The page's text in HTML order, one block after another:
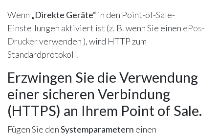
Wenn „Direkte Geräte“ in den Point-of-Sale-
Einstellungen aktiviert ist (z. B. wenn Sie einen ePos-
Druckerverwenden ), wird HTTP zum
Standardprotokoll.
Erzwingen Sie die Verwendung
einer sicheren Verbindung
(HTTPS) an Ihrem Point of Sale.
Fügen Sie denSystemparametern einen